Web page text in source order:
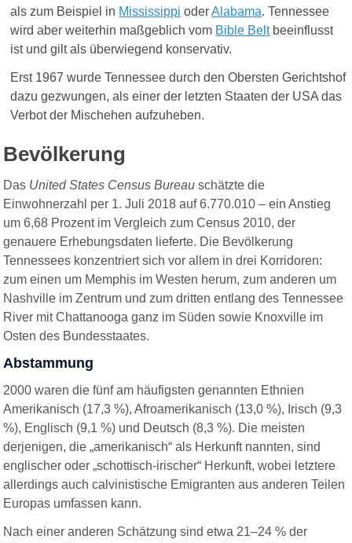
als zum Beispiel in Mississippi oderAlabama.Tennessee
wird aber weiterhin maßgeblich vom Bible Beltbeeinflusst
istund giltals überwiegend konservativ.
Erst 1967 wurde Tennessee durch den Obersten Gerichtshof
dazu gezwungen, als einer der letzten Staaten der USA das
Verbot der Mischehen aufzuheben.
Bevölkerung
Das United States Census Bureauschätzte die
Einwohnerzahl per 1. Juli 2018 auf 6.770.010 – ein Anstieg
um6,68 Prozent im Vergleich zum Census 2010, der
genauere Erhebungsdaten lieferte. Die Bevölkerung
Tennessees konzentriert sich vor allem in drei Korridoren:
zum einen um Memphis im Westen herum, zum anderen um
Nashville im Zentrum und zum dritten entlang des Tennessee
River mit Chattanooga ganz im Süden sowie Knoxville im
Osten des Bundesstaates.
Abstammung
2000 waren die fünf am häufigsten genannten Ethnien
Amerikanisch (17,3 %), Afroamerikanisch (13,0 %), Irisch (9,3
%), Englisch (9,1 %) und Deutsch (8,3 %). Die meisten
derjenigen, die „amerikanisch“ als Herkunft nannten, sind
englischer oder „schottisch-irischer“ Herkunft, wobei letztere
allerdings auch calvinistische Emigranten aus anderen Teilen
Europas umfassen kann.
Nach einer anderen Schätzung sind etwa 21–24 % der